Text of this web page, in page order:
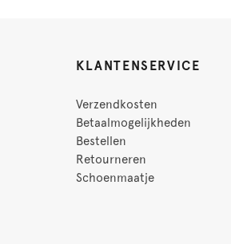
KLANTENSERVICE
Verzendkosten
Betaalmogelijkheden
Bestellen
Retourneren
Schoenmaatje